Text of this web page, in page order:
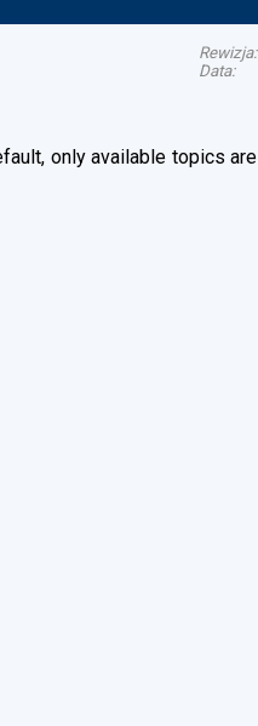
Rewizja:
Data:
only available topics are